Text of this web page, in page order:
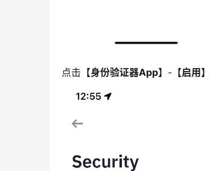
点击 【身份验证器App】 - 【启用】